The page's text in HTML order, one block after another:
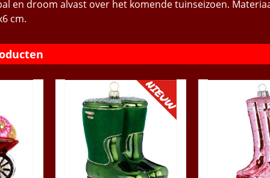
en droom alvast over het komende tuinseizoen.
cm.